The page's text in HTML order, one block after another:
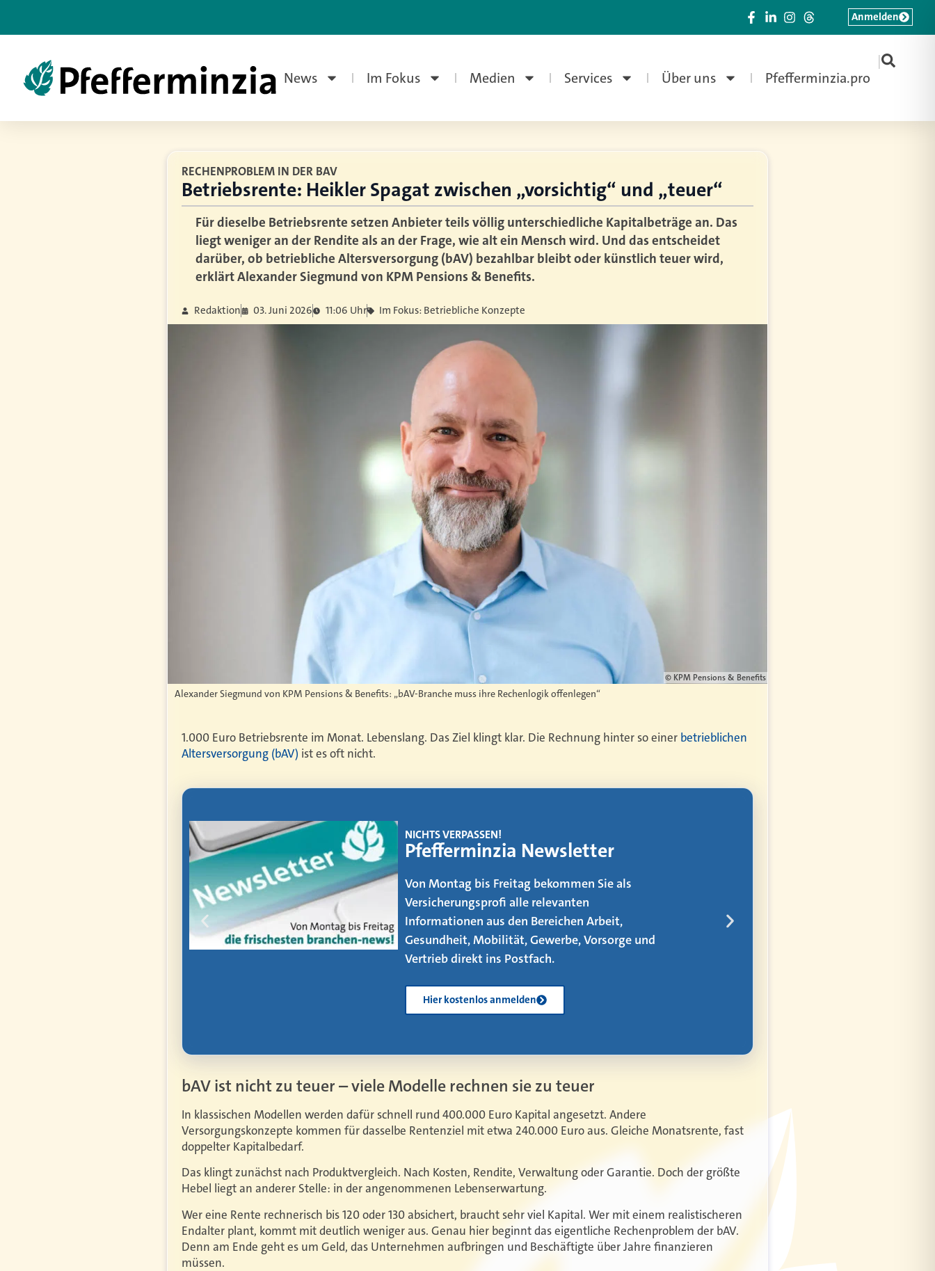
News Im Fokus Medien Services Über uns Pfefferminzia.pro
|
Anmelden
RECHENPROBLEM IN DER BAV
Betriebsrente: Heikler Spagat zwischen „vorsichtig“ und „teuer“
Für dieselbe Betriebsrente setzen Anbieter teils völlig unterschiedliche Kapitalbeträge an. Das
liegt weniger an der Rendite als an der Frage, wie alt ein Mensch wird. Und das entscheidet
darüber, ob betriebliche Altersversorgung (bAV) bezahlbar bleibt oder künstlich teuer wird,
erklärt Alexander Siegmund von KPM Pensions & Benefits.
Redaktion 03. Juni 2026 11:06 Uhr Im Fokus: Betriebliche Konzepte
© KPM Pensions & Benefits
Alexander Siegmund von KPM Pensions & Benefits: „bAV-Branche muss ihre Rechenlogik offenlegen“
1.000 Euro Betriebsrente im Monat. Lebenslang. Das Ziel klingt klar. Die Rechnung hinter so einer betrieblichen
Altersversorgung (bAV) ist es oft nicht.
EMAGAZIN
Makler werden
Der Weg vom AOler und Strukturvertriebler
zum Makler ist kein leichter. Was es dafür alles
zu beachten gibt, erfahren Sie in unserem
neuen eMagazin – jetzt mit vier neuen
Artikeln!
Kostenlos herunterladen
bAV ist nicht zu teuer – viele Modelle rechnen sie zu teuer
In klassischen Modellen werden dafür schnell rund 400.000 Euro Kapital angesetzt. Andere
Versorgungskonzepte kommen für dasselbe Rentenziel mit etwa 240.000 Euro aus. Gleiche Monatsrente, fast
doppelter Kapitalbedarf.
Das klingt zunächst nach Produktvergleich. Nach Kosten, Rendite, Verwaltung oder Garantie. Doch der größte
Hebel liegt an anderer Stelle: in der angenommenen Lebenserwartung.
Wer eine Rente rechnerisch bis 120 oder 130 absichert, braucht sehr viel Kapital. Wer mit einem realistischeren
Endalter plant, kommt mit deutlich weniger aus. Genau hier beginnt das eigentliche Rechenproblem der bAV.
Denn am Ende geht es um Geld, das Unternehmen aufbringen und Beschäftigte über Jahre finanzieren
müssen.